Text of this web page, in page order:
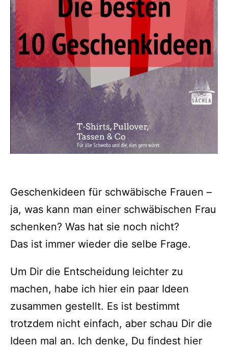
Geschenkideen für schwäbische Frauen –
ja, was kann man einer schwäbischen Frau
schenken? Was hat sie noch nicht?
Das ist immer wieder die selbe Frage.
Um Dir die Entscheidung leichter zu
machen, habe ich hier ein paar Ideen
zusammen gestellt. Es ist bestimmt
trotzdem nicht einfach, aber schau Dir die
Ideen mal an. Ich denke, Du findest hier